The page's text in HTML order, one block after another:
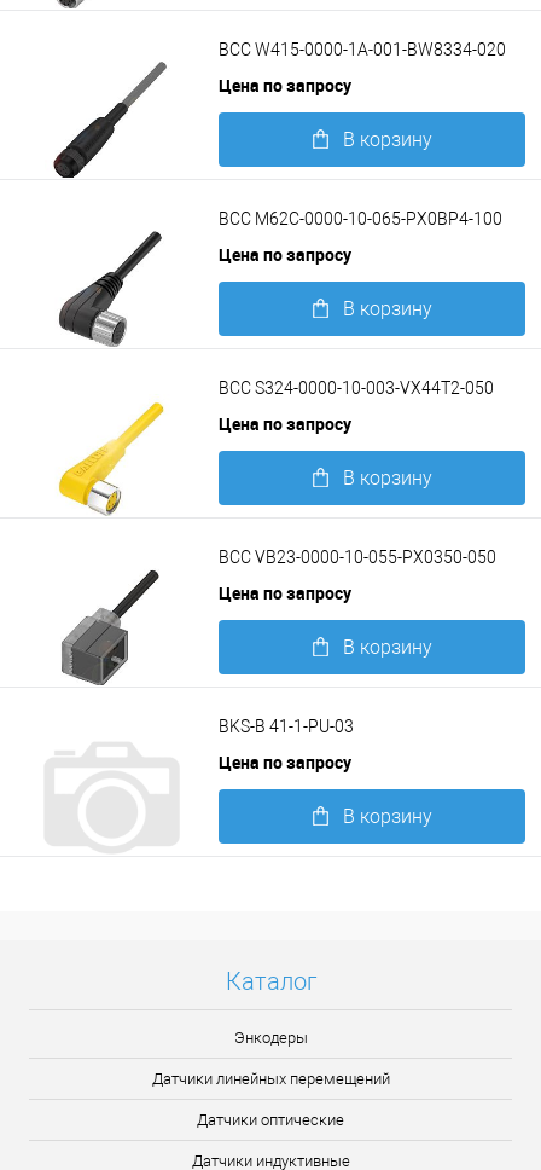
BCC W415-0000-1A-001-BW8334-020
Цена по запросу
В корзину
BCC M62C-0000-10-065-PX0BP4-100
Цена по запросу
В корзину
BCC S324-0000-10-003-VX44T2-050
Цена по запросу
В корзину
BCC VB23-0000-10-055-PX0350-050
Цена по запросу
В корзину
BKS-B 41-1-PU-03
Цена по запросу
В корзину
Каталог
Энкодеры
Датчики линейных перемещений
Датчики оптические
Датчики индуктивные